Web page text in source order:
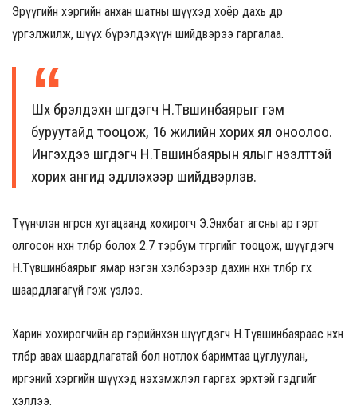
Эрүүгийн хэргийн анхан шатны шүүхэд хоёр дахь өдрөө
үргэлжилж, шүүх бүрэлдэхүүн шийдвэрээ гаргалаа.
Шүүх бүрэлдэхүүн шүүгдэгч Н.Түвшинбаярыг гэм
буруутайд тооцож, 16 жилийн хорих ял оноолоо.
Ингэхдээ шүүгдэгч Н.Түвшинбаярын ялыг нээлттэй
хорих ангид эдлүүлэхээр шийдвэрлэв.
Түүнчлэн өнгөрсөн хугацаанд хохирогч Э.Энхбат агсны ар гэрт
олгосон нөхөн төлбөр болох 2.7 тэрбум төгрөгийг тооцож, шүүгдэгч
Н.Түвшинбаярыг ямар нэгэн хэлбэрээр дахин нөхөн төлбөр өгөх
шаардлагагүй гэж үзлээ.
Харин хохирогчийн ар гэрийнхэн шүүгдэгч Н.Түвшинбаяраас нөхөн
төлбөр авах шаардлагатай бол нотлох баримтаа цуглуулан,
иргэний хэргийн шүүхэд нэхэмжлэл гаргах эрхтэй гэдгийг
хэллээ.